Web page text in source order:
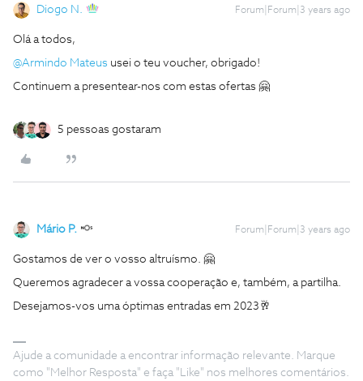
Diogo N. Forum|Forum|3 years ago
Olá a todos,
@Armindo Mateus usei o teu voucher, obrigado!
Continuem a presentear-nos com estas ofertas 🤗
5 pessoas gostaram
Mário P. Forum|Forum|3 years ago
Gostamos de ver o vosso altruísmo. 🤗
Queremos agradecer a vossa cooperação e, também, a partilha.
Desejamos-vos uma óptimas entradas em 2023🥂
Ajude a comunidade a encontrar informação relevante. Marque
como "Melhor Resposta" e faça "Like" nos melhores comentários.